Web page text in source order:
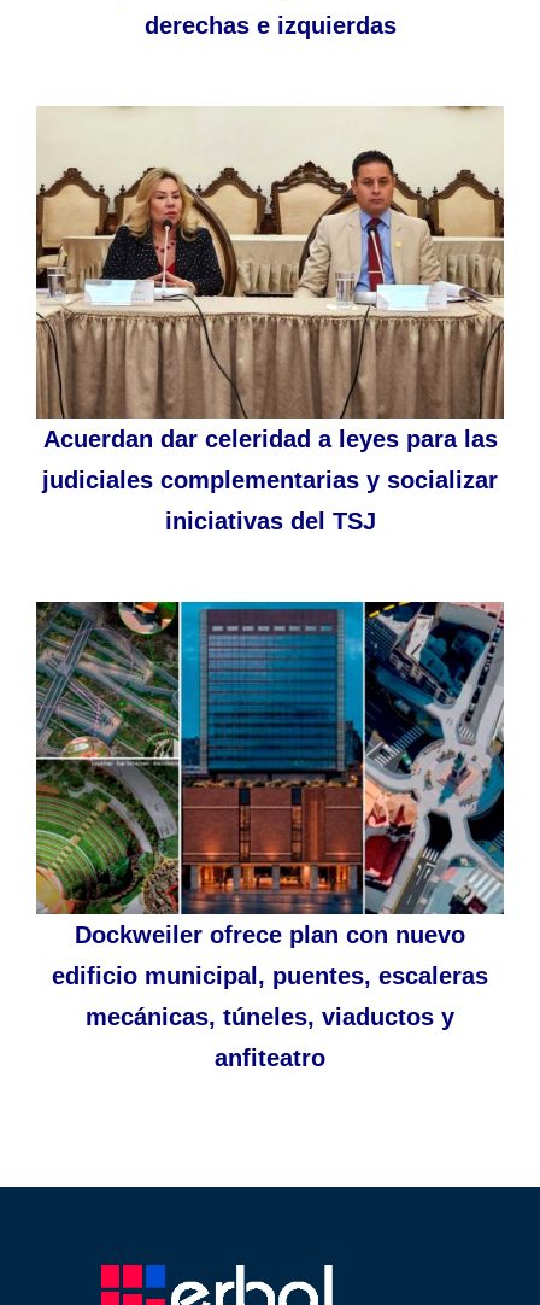
derechas e izquierdas
Acuerdan dar celeridad a leyes para las
judiciales complementarias y socializar
iniciativas del TSJ
Dockweiler ofrece plan con nuevo
edificio municipal, puentes, escaleras
mecánicas, túneles, viaductos y
anfiteatro